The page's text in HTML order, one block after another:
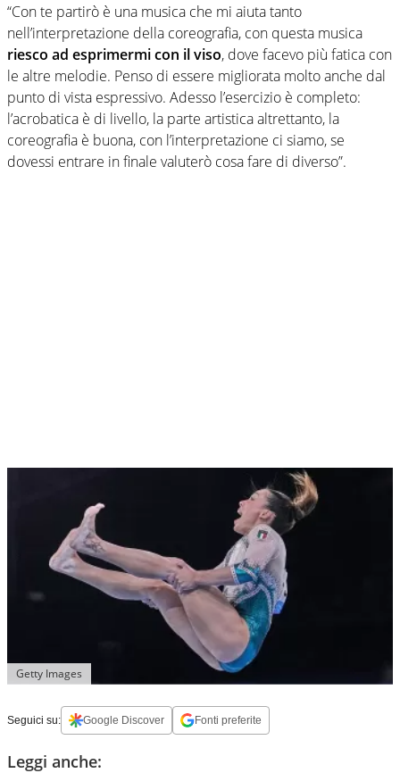
“Con te partirò è una musica che mi aiuta tanto
nell’interpretazione della coreografia, con questa musica
riesco ad esprimermi con il viso, dove facevo più fatica con
le altre melodie. Penso di essere migliorata molto anche dal
punto di vista espressivo. Adesso l’esercizio è completo:
l’acrobatica è di livello, la parte artistica altrettanto, la
coreografia è buona, con l’interpretazione ci siamo, se
dovessi entrare in finale valuterò cosa fare di diverso”.
Getty Images
Seguici su: Google Discover Fonti preferite
Leggi anche: